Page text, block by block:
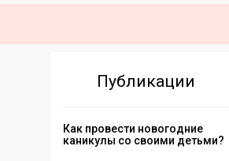
Публикации
Как провести новогодние
каникулы со своими детьми?